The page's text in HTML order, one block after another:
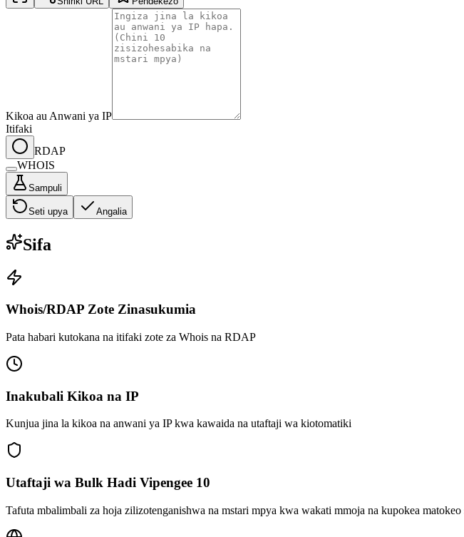
Kikoa au Anwani ya IP
Itifaki
RDAP
WHOIS
Sampuli
Seti upya Angalia
Sifa
Whois/RDAP Zote Zinasukumia
Pata habari kutokana na itifaki zote za Whois na RDAP
Inakubali Kikoa na IP
Kunjua jina la kikoa na anwani ya IP kwa kawaida na utaftaji wa kiotomatiki
Utaftaji wa Bulk Hadi Vipengee 10
Tafuta mbalimbali za hoja zilizotenganishwa na mstari mpya kwa wakati mmoja na kupokea matokeo